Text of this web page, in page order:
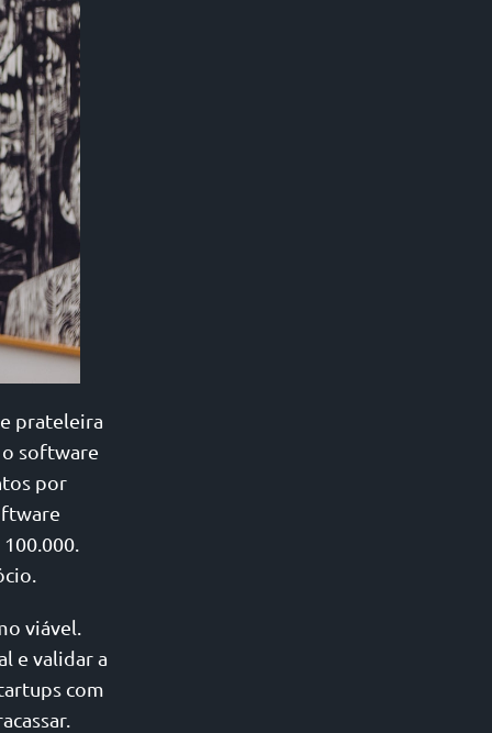
prateleira
o software
por
viável.
e validar a
com